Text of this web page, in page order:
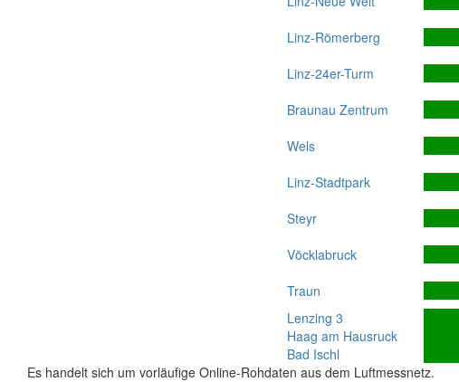
Linz-Römerberg
Linz-24er-Turm
Braunau Zentrum
Wels
Linz-Stadtpark
Steyr
Vöcklabruck
Traun
Lenzing 3
Haag am Hausruck
Bad Ischl
Es handelt sich um vorläufige Online-Rohdaten aus dem Luftmessnetz.